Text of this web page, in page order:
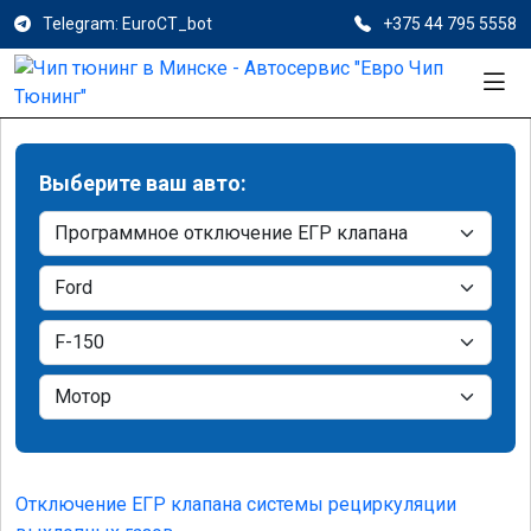
Telegram: EuroCT_bot +375 44 795 5558
Выберите ваш авто:
Отключение ЕГР клапана системы рециркуляции